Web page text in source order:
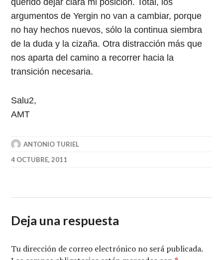
argumentos de Yergin no van a cambiar, porque
no hay hechos nuevos, sólo la continua siembra
de la duda y la cizaña. Otra distracción más que
nos aparta del camino a recorrer hacia la
transición necesaria.
Salu2,
AMT
ANTONIO TURIEL
4 OCTUBRE, 2011
Deja una respuesta
Tu dirección de correo electrónico no será publicada.